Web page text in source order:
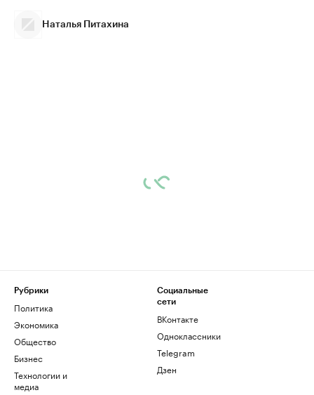
Наталья Питахина
Рубрики
Политика
Экономика
Общество
Бизнес
Технологии и
медиа
Социальные
сети
ВКонтакте
Одноклассники
Telegram
Дзен